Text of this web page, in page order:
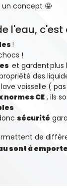
un concept 🤩
l'eau,
!
!
et gardentplus
des
vaisselle (
normes CE, ils
sécurité
de
sont à